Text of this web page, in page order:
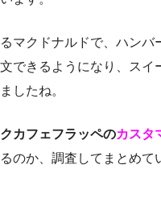
マクドナルドで、ハンバ
できるようになり、スイ
したね。
カフェフラッペのカスタ
のか、調査してまとめて